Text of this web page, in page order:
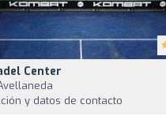
Center
y datos de contacto